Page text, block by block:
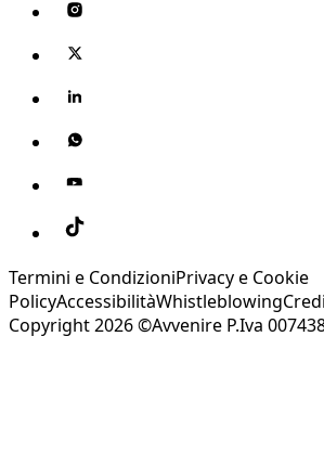
Termini e CondizioniPrivacy e Cookie
PolicyAccessibilitàWhistleblowing
Copyright 2026 ©Avvenire P.Iva